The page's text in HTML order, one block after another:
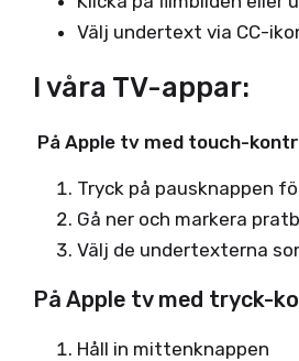
Välj undertext via CC-
I våra TV-appar:
På Apple tv med touch-
Tryck på pausknappen
Gå ner och markera
Välj de undertexterna
På Apple tv med tryck-
Håll in mittenknappen